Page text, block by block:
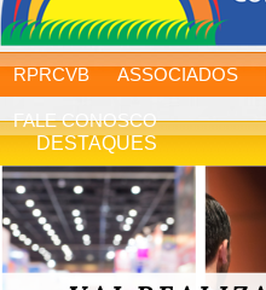
RPRCVB ASSOCIADOS
FALE CONOSCO
DESTAQUES